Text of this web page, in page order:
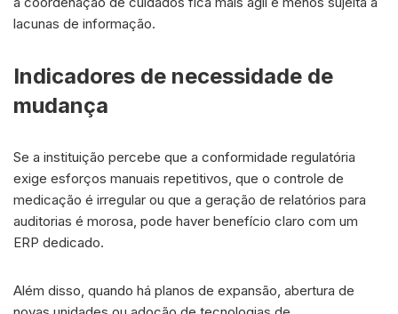
lacunas de informação.
Indicadores de necessidade de
mudança
Se a instituição percebe que a conformidade regulatória
exige esforços manuais repetitivos, que o controle de
medicação é irregular ou que a geração de relatórios para
auditorias é morosa, pode haver benefício claro com um
ERP dedicado.
Além disso, quando há planos de expansão, abertura de